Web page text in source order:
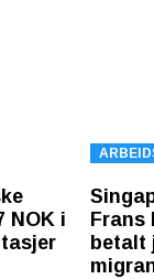
NOK i
Frans
betalt